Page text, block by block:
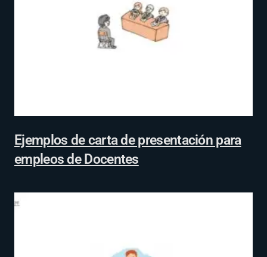
Ejemplos de carta de presentación para
empleos de Docentes